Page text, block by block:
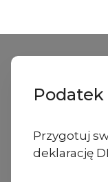
Przygotuj
deklarację